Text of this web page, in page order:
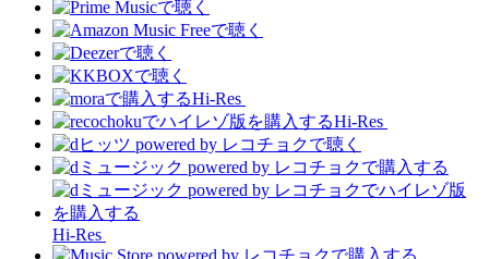
Hi-Res
Hi-Res
Hi-Res